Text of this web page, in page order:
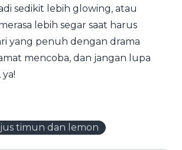
sedikit lebih glowing, atau
lebih segar saat harus
yang penuh dengan drama
mencoba, dan jangan lupa
jus timun dan lemon